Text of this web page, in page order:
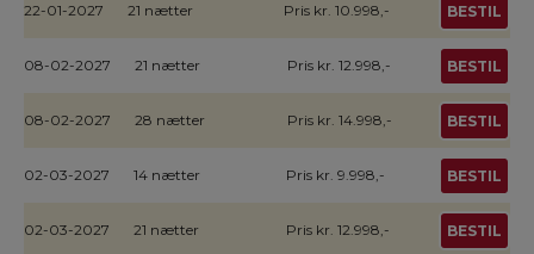
22-01-2027 21 nætter Pris kr. 10.998,- BESTIL
08-02-2027 21 nætter Pris kr. 12.998,- BESTIL
08-02-2027 28 nætter Pris kr. 14.998,- BESTIL
02-03-2027 14 nætter Pris kr. 9.998,- BESTIL
02-03-2027 21 nætter Pris kr. 12.998,- BESTIL